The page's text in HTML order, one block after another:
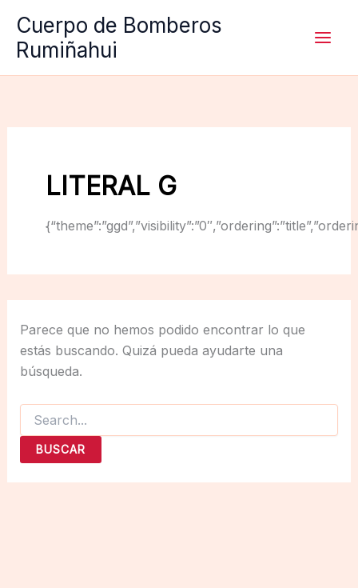
contenido
Cuerpo de Bomberos
Rumiñahui
LITERAL G
Parece que no hemos podido encontrar lo que
estás buscando. Quizá pueda ayudarte una
búsqueda.
Buscar
por: